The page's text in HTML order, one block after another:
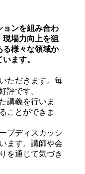
ョンを組み合わ
場力向上を狙
る様々な領域か
ます。
ただきます。毎
評です。
講義を行いま
ことができま
プディスカッシ
ます。講師や会
を通じて気づき